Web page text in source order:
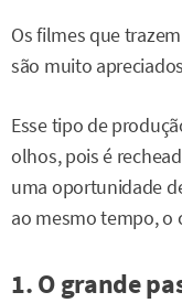
Os filmes que
são muito
Esse tipo de
olhos, pois é
uma oportunidade
ao mesmo tempo, o
1. O grande